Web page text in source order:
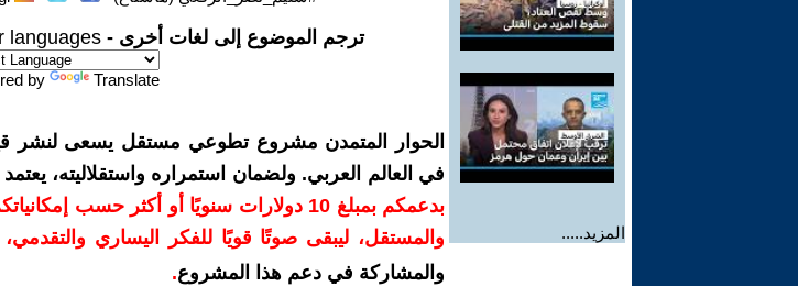
المزيد.....
ترجم الموضوع إلى لغات أخرى - languages
by Translate
الحوار المتمدن مشروع تطوعي مستقل يسعى لنشر قيم
في العالم العربي. ولضمان استمراره واستقلاليته،
بدعمكم بمبلغ 10 دولارات سنويًا أو أكثر حسب
والمستقل، ليبقى صوتًا قويًا للفكر اليساري والتقدمي،
والمشاركة في دعم هذا المشروع.